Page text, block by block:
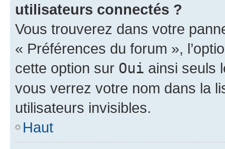
utilisateurs connectés ?
Vous trouverez dans votre
« Préférences du forum »,
cette option sur Oui ainsi seuls
vous verrez votre nom dans la
utilisateurs invisibles.
Haut